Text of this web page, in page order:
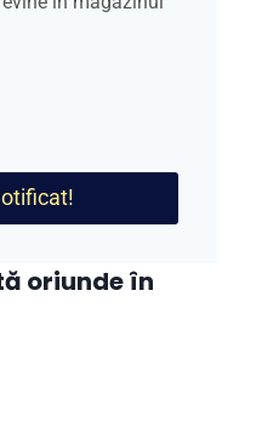
oriunde în